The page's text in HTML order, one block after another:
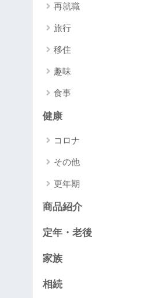
再就職
旅行
移住
趣味
食事
健康
コロナ
その他
更年期
商品紹介
定年・老後
家族
相続